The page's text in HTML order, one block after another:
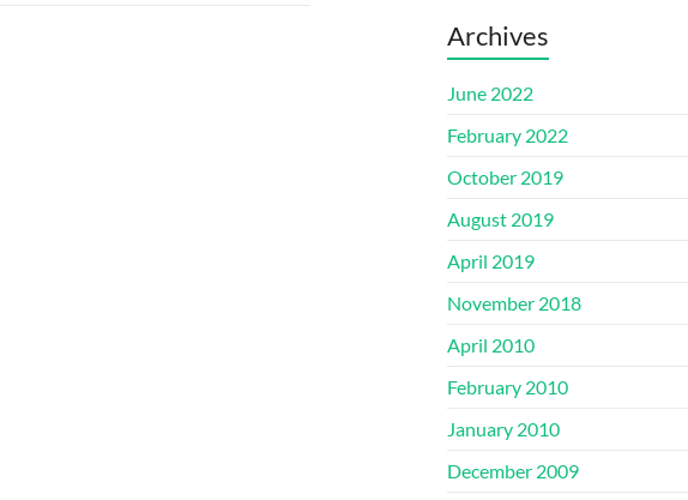
Archives
June 2022
February 2022
October 2019
August 2019
April 2019
November 2018
April 2010
February 2010
January 2010
December 2009